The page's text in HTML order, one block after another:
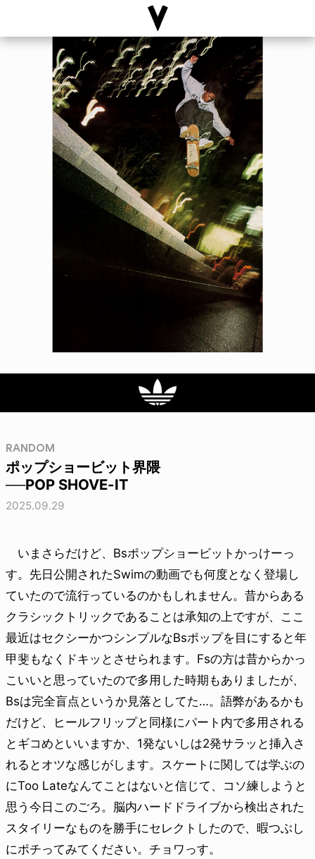
RANDOM
ポップショービット界隈
──POP SHOVE-IT
2025.09.29
いまさらだけど、Bsポップショービットかっけーっ
す。先日公開されたSwimの動画でも何度となく登場し
ていたので流行っているのかもしれません。昔からある
クラシックトリックであることは承知の上ですが、ここ
最近はセクシーかつシンプルなBsポップを目にすると年
甲斐もなくドキッとさせられます。Fsの方は昔からかっ
こいいと思っていたので多用した時期もありましたが、
Bsは完全盲点というか見落としてた…。語弊があるかも
だけど、ヒールフリップと同様にパート内で多用される
とギコめといいますか、1発ないしは2発サラッと挿入さ
れるとオツな感じがします。スケートに関しては学ぶの
にToo Lateなんてことはないと信じて、コソ練しようと
思う今日このごろ。脳内ハードドライブから検出された
スタイリーなものを勝手にセレクトしたので、暇つぶし
にポチってみてください。チョワっす。